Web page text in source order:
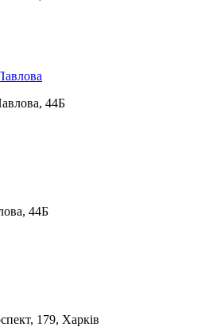
44Б
44Б
179, Харків